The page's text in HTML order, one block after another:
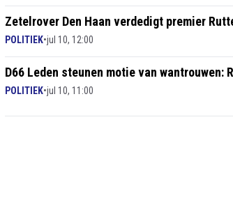
Zetelrover Den Haan verdedigt premier
POLITIEK•jul 10, 12:00
D66 Leden steunen motie van
POLITIEK•jul 10, 11:00